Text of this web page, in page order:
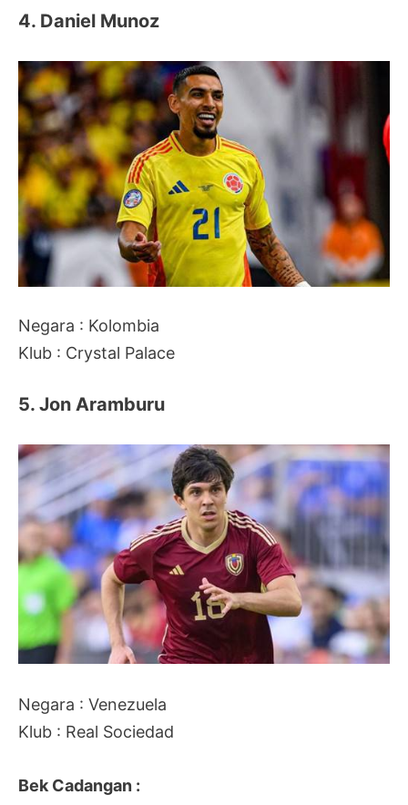
4. Daniel Munoz
Negara : Kolombia
Klub : Crystal Palace
5. Jon Aramburu
Negara : Venezuela
Klub : Real Sociedad
Bek Cadangan :